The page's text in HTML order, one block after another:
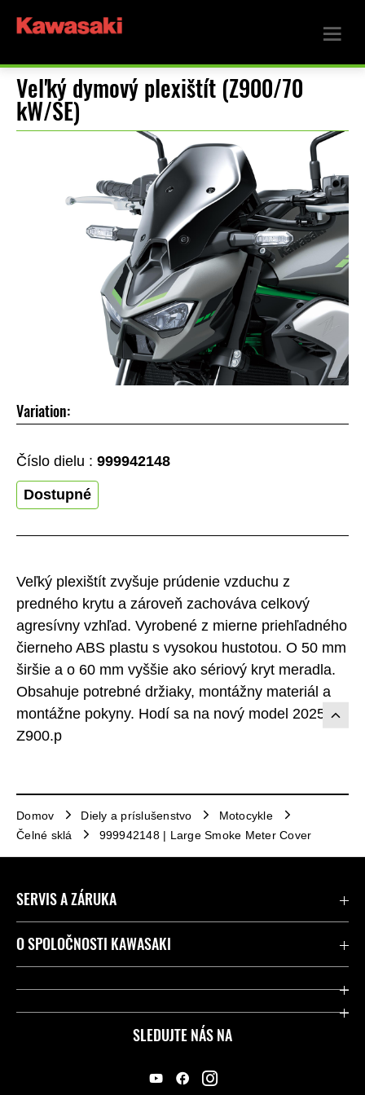
Veľký dymový plexištít (Z900/70
kW/SE)
Veľký plexištít zvyšuje prúdenie vzduchu z
predného krytu a zároveň zachováva celkový
agresívny vzhľad. Vyrobené z mierne priehľadného
čierneho ABS plastu s vysokou hustotou. O 50 mm
širšie a o 60 mm vyššie ako sériový kryt meradla.
Obsahuje potrebné držiaky, montážny materiál a
montážne pokyny. Hodí sa na nový model 2025
Z900.p
Variation:
Číslo dielu : 999942148
Dostupné
Domov Diely a príslušenstvo
Motocykle
Čelné sklá
999942148 | Large Smoke Meter Cover
SLEDUJTE NÁS NA
SERVIS A ZÁRUKA
Kontaktujte nás
Legálny
O SPOLOČNOSTI KAWASAKI
Spoločnosť